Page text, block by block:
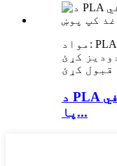
مواد: PLA
کړئ
قبول کړئ
د PLA بایوډیګریډ وړ مشروب کافي
پا...